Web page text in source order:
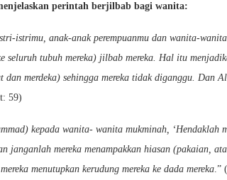
perintah berjilbab bagi wanita:
istrimu, anak-anak perempuanmu dan wanita-
seluruh tubuh mereka) jilbab mereka. Hal itu
dan merdeka) sehingga mereka tidak diganggu. Dan
59)
kepada wanita- wanita mukminah, ‘Hendaklah
janganlah mereka menampakkan hiasan (pakaian,
menutupkan kerudung mereka ke dada mereka.”